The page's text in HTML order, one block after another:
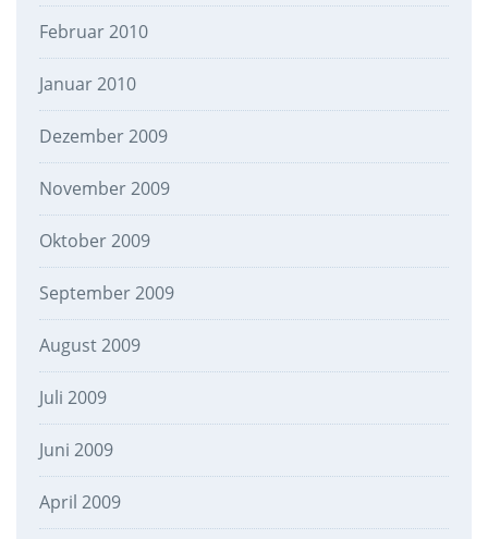
Februar 2010
Januar 2010
Dezember 2009
November 2009
Oktober 2009
September 2009
August 2009
Juli 2009
Juni 2009
April 2009